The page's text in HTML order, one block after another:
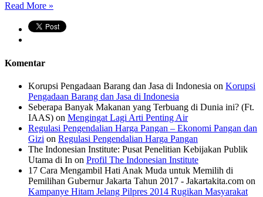
Read More »
Komentar
Korupsi Pengadaan Barang dan Jasa di Indonesia on Korupsi
Pengadaan Barang dan Jasa di Indonesia
Seberapa Banyak Makanan yang Terbuang di Dunia ini? (Ft.
IAAS) on Mengingat Lagi Arti Penting Air
Regulasi Pengendalian Harga Pangan – Ekonomi Pangan dan
Gizi on Regulasi Pengendalian Harga Pangan
The Indonesian Institute: Pusat Penelitian Kebijakan Publik
Utama di In on Profil The Indonesian Institute
17 Cara Mengambil Hati Anak Muda untuk Memilih di
Pemilihan Gubernur Jakarta Tahun 2017 - Jakartakita.com on
Kampanye Hitam Jelang Pilpres 2014 Rugikan Masyarakat